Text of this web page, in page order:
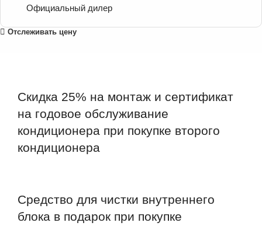
Официальный дилер
Отслеживать цену
Скидка 25% на монтаж и сертификат
на годовое обслуживание
кондиционера при покупке второго
кондиционера
Средство для чистки внутреннего
блока в подарок при покупке